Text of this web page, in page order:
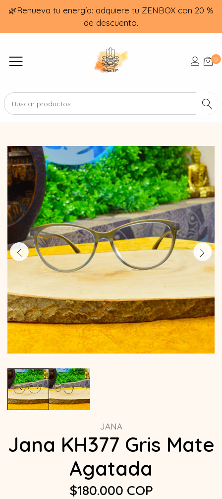
🌿Renueva tu energía: adquiere tu ZENBOX con 20 %
de descuento.
0
JANA
Jana KH377 Gris Mate
Agatada
$180.000 COP